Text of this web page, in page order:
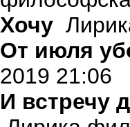
Хочу
От июля
2019 21:06
И встречу